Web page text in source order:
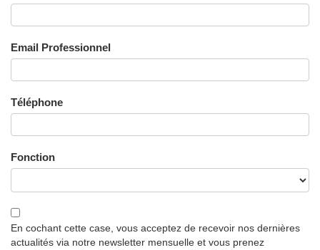
Email Professionnel
Téléphone
Fonction
En cochant cette case, vous acceptez de recevoir nos dernières
actualités via notre newsletter mensuelle et vous prenez